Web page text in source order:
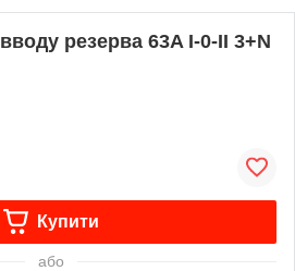
резерва 63A I-0-II 3+N
Купити
або